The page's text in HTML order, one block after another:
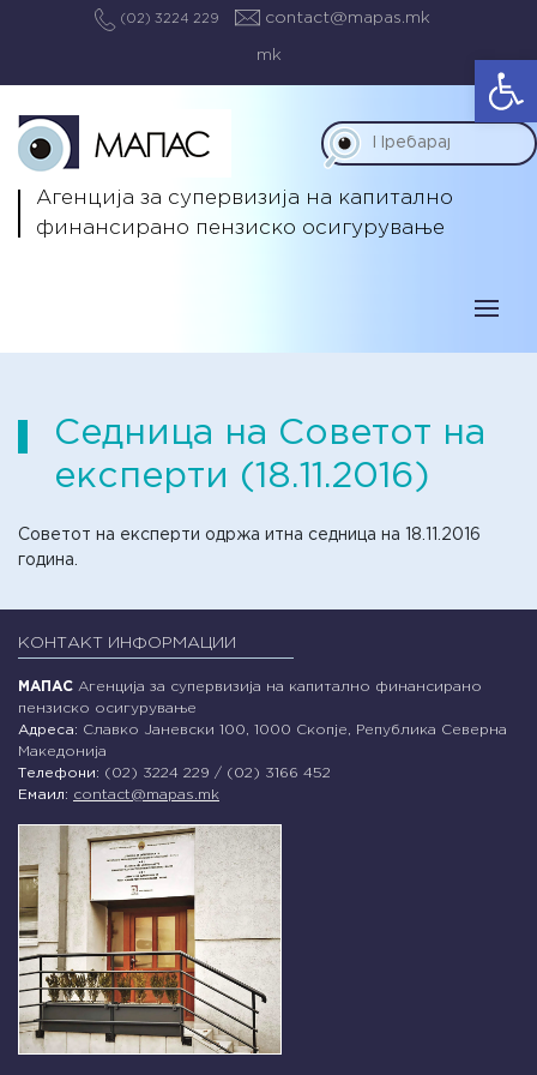
(02) 3224 229 contact@mapas.mk
mk
Агенција за супервизија на капитално
финансирано пензиско осигурување
Седница на Советот на
експерти (18.11.2016)
Советот на експерти одржа итна седница на 18.11.2016
година.
КОНТАКТ ИНФОРМАЦИИ
МАПАС Агенција за супервизија на капитално финансирано
пензиско осигурување
Адреса: Славко Јаневски 100, 1000 Скопје, Република Северна
Македонија
Телефони: (02) 3224 229 / (02) 3166 452
Емаил: contact@mapas.mk